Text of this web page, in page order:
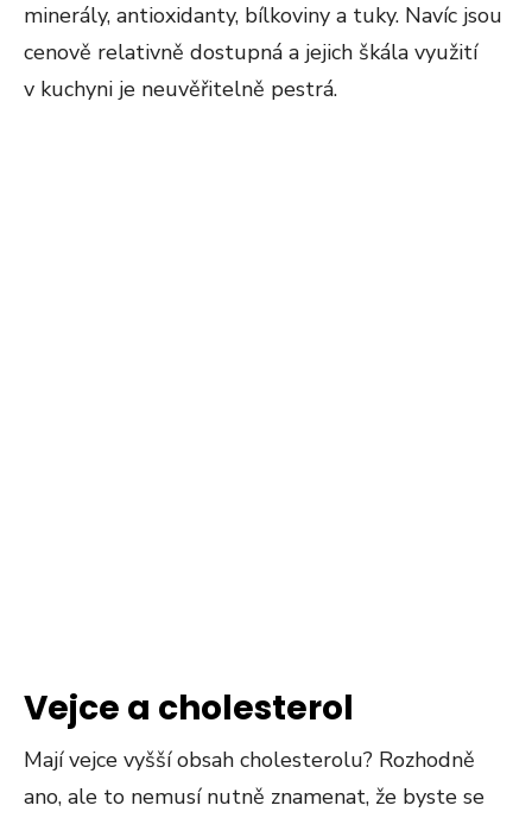
minerály, antioxidanty, bílkoviny a tuky. Navíc jsou
cenově relativně dostupná a jejich škála využití
v kuchyni je neuvěřitelně pestrá.
Vejce a cholesterol
Mají vejce vyšší obsah cholesterolu? Rozhodně
ano, ale to nemusí nutně znamenat, že byste se